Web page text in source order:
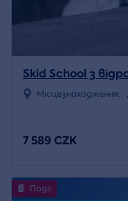
Skid School з
Місцезнаходження:
7 589 CZK
Події